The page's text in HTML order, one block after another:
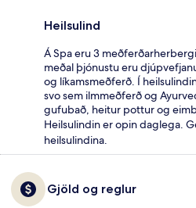
Heilsulind
Á Spa eru 3
meðal þjónustu eru
og líkamsmeðferð. Í
svo sem ilmmeðferð og
gufubað, heitur pottur og
Heilsulindin er opin daglega.
heilsulindina.
Gjöld og reglur